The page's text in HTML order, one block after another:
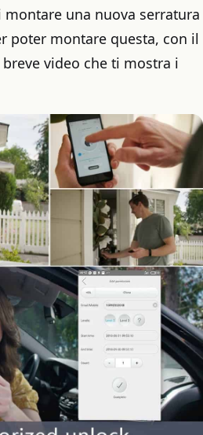
montare una nuova serratura
poter montare questa, con il
video che ti mostra i